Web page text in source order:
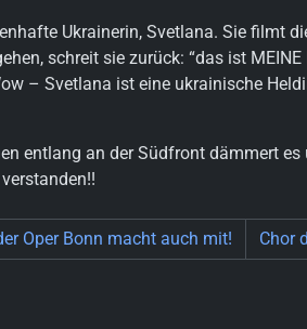
Ukrainerin, Svetlana. Sie filmt
schreit sie zurück: “das ist
– Svetlana ist eine ukrainische
entlang an der Südfront dämmert
Oper Bonn macht auch mit! Chor